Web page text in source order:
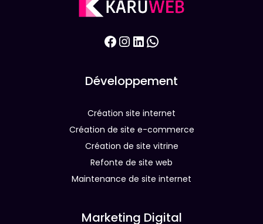
Facebook
Instagram
LinkedIn
WhatsApp
Développement
Création site internet
Création de site e-commerce
Création de site vitrine
Refonte de site web
Maintenance de site internet
Marketing Digital